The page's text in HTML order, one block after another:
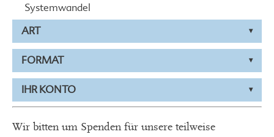
Systemwandel
ART
FORMAT
IHR KONTO
Wir bitten um Spenden für unsere teilweise